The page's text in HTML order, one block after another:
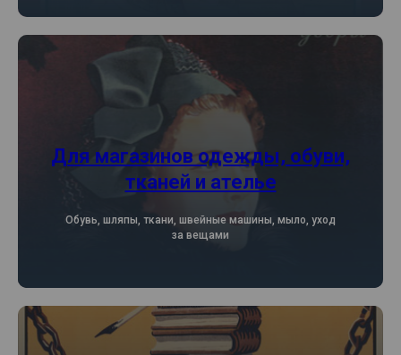
Для магазинов одежды, обуви,
тканей и ателье
Обувь, шляпы, ткани, швейные машины, мыло, уход
за вещами